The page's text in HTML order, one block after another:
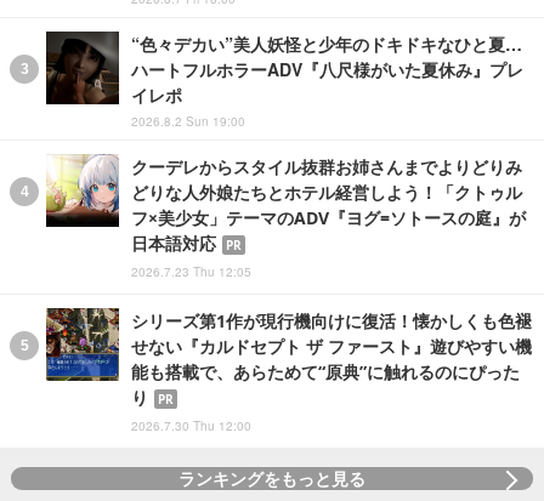
“色々デカい”美人妖怪と少年のドキドキなひと夏…
ハートフルホラーADV『八尺様がいた夏休み』プレ
イレポ
2026.8.2 Sun 19:00
クーデレからスタイル抜群お姉さんまでよりどりみ
どりな人外娘たちとホテル経営しよう！「クトゥル
フ×美少女」テーマのADV『ヨグ=ソトースの庭』が
日本語対応
PR
2026.7.23 Thu 12:05
シリーズ第1作が現行機向けに復活！懐かしくも色褪
せない『カルドセプト ザ ファースト』遊びやすい機
能も搭載で、あらためて“原典”に触れるのにぴった
り
PR
2026.7.30 Thu 12:00
ランキングをもっと見る